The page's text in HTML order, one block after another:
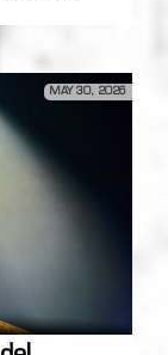
MAY 30, 2026